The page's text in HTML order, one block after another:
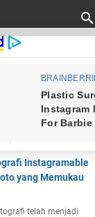
Drip: Sejarah, Cara
Cita Rasa Unik
Vietnam drip adalah
bu…
Instagramable
yang Memukau
telah menjadi